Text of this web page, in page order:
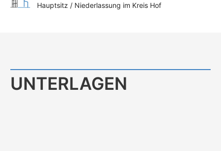
Hauptsitz / Niederlassung im Kreis Hof
UNTERLAGEN